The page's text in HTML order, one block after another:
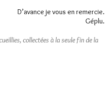
D’avance je vous en remercie.
Géplu.
collectées à la seule fin de la